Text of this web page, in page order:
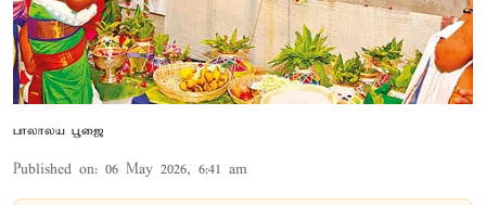
பாலாலய பூஜை
Published on: 06 May 2026, 6:41 am